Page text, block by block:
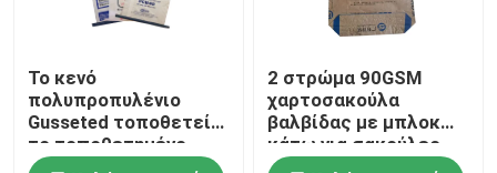
Το κενό
πολυπροπυλένιο
Gusseted τοποθετεί
το τοποθετημένο
υφαμένο PP τσιμέντο
2 στρώμα 90GSM
χαρτοσακούλα
βαλβίδας με μπλοκ
κάτω για σακούλες
συσκευασίας